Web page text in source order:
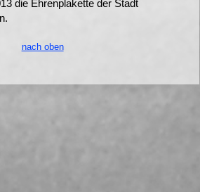
die Ehrenplakette der Stadt
nach oben